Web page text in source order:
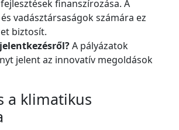
finanszírozása. A
vadásztársaságok számára ez
biztosít.
A pályázatok
jelent az innovatív megoldások
a klimatikus